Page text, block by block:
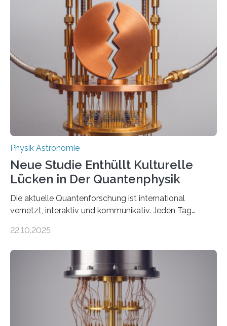
Messungen verwenden. Das hatte man jahrzehntelang
vermutet, weltweit war nach den passenden
Atomkern-Zuständen gesucht worden, 2024 gelang
einem Team der TU Wien mit Unterstützung
internationaler Partner der entscheidende Durchbruch:
Der lange diskutierte Thorium-Kernübergang wurde
gefunden. Kurz darauf konnte man zeigen, dass sich
Thorium tatsächlich nutzen lässt, um hochpräzise…
Physik Astronomie
Neue Studie Enthüllt Kulturelle
Lücken in Der Quantenphysik
Die aktuelle Quantenforschung ist international
vernetzt, interaktiv und kommunikativ. Jeden Tag
oft von Autor*innen, die eng zusammenarbeiten. Neue
werden schnell weiterentwickelt. Dies ist der Alltag in
der Forschung der Quantentheorie, die dieses Jahr 100
Jahre alt geworden ist, weshalb die UNESCO 2025 zum
Internationalen Jahr der Quantenwissenschaft und -
technologie ausgerufen hat. Doch nun hat eine
22.10.2025